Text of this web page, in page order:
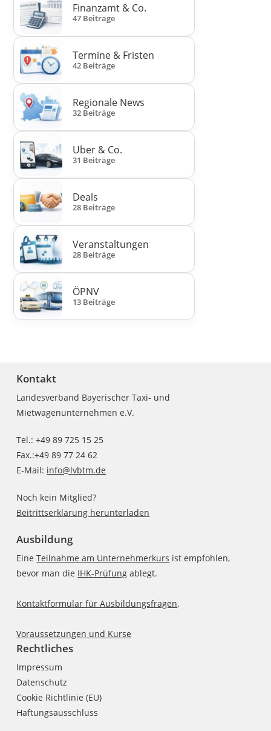
Finanzamt & Co.
47 Beiträge
Termine & Fristen
42 Beiträge
Regionale News
32 Beiträge
Uber & Co.
31 Beiträge
Deals
28 Beiträge
Veranstaltungen
28 Beiträge
ÖPNV
13 Beiträge
Kontakt
Landesverband Bayerischer Taxi- und
Mietwagenunternehmen e.V.
Tel.: +49 89 725 15 25
Fax.:+49 89 77 24 62
E-Mail: info@lvbtm.de
Noch kein Mitglied?
Beitrittserklärung herunterladen
Ausbildung
EineTeilnahme am Unternehmerkurs ist empfohlen,
bevor man die IHK-Prüfung ablegt.
Kontaktformular für Ausbildungsfragen.
Voraussetzungen und Kurse
Rechtliches
Impressum
Datenschutz
Cookie Richtlinie (EU)
Haftungsausschluss